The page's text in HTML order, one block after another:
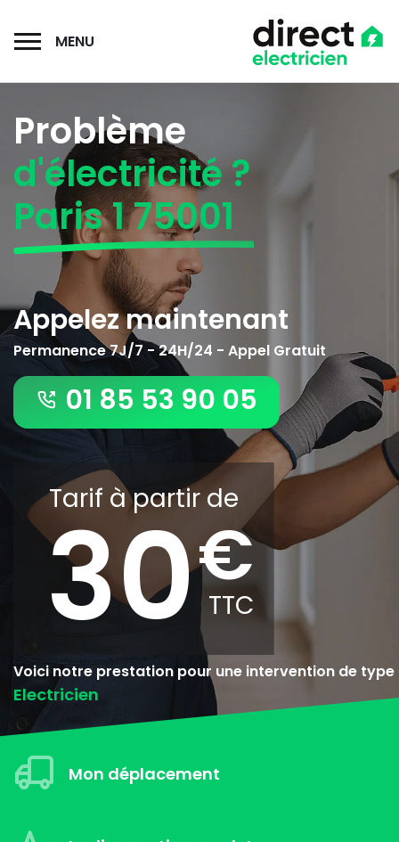
MENU
Problème
d'électricité ?
Paris 1 75001
Appelez maintenant
Permanence 7J/7 - 24H/24 - Appel Gratuit
01 85 53 90 05
Tarif à partir de
30
Voici notre prestation pour une intervention de type
Electricien
Mon déplacement